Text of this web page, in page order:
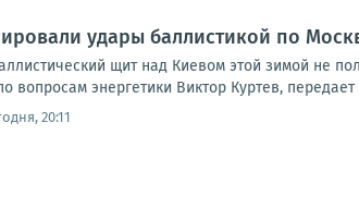
удары баллистикой по
щит над Киевом этой зимой не
вопросам энергетики Виктор Куртев,
20:11